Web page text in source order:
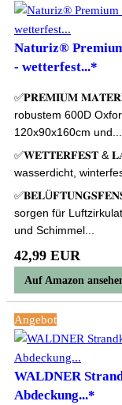
Naturiz®
- wetterfest...*
✅𝐏𝐑𝐄𝐌𝐈𝐔𝐌
robustem 600D
120x90x160cm und...
✅𝐖𝐄𝐓𝐓𝐄𝐑𝐅𝐄𝐒𝐓 &
wasserdicht,
sorgen für
und Schimmel...
42,99 EUR
Auf Amazon
Angebot
WALDNER
Abdeckung...*